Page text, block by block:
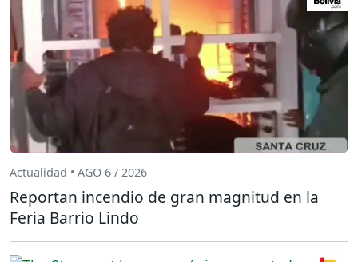
Actualidad • AGO 6 / 2026
Reportan incendio de gran magnitud en la
Feria Barrio Lindo